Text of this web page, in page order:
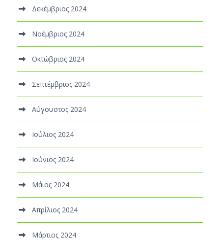
Δεκέμβριος 2024
Νοέμβριος 2024
Οκτώβριος 2024
Σεπτέμβριος 2024
Αύγουστος 2024
Ιούλιος 2024
Ιούνιος 2024
Μάιος 2024
Απρίλιος 2024
Μάρτιος 2024